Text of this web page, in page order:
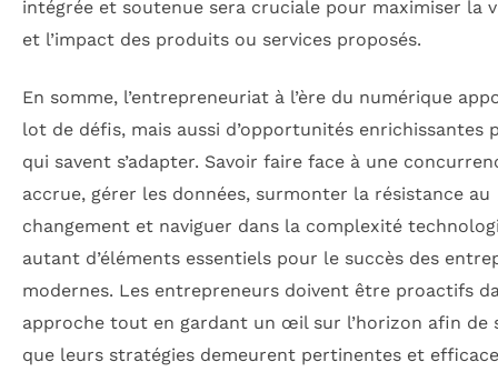
intégrée et soutenue sera cruciale pour maximiser la
et l’impact des produits ou services proposés.
En somme, l’entrepreneuriat à l’ère du numérique
lot de défis, mais aussi d’opportunités enrichissantes
qui savent s’adapter. Savoir faire face à une
accrue, gérer les données, surmonter la résistance au
changement et naviguer dans la complexité
autant d’éléments essentiels pour le succès des
modernes. Les entrepreneurs doivent être proactifs
approche tout en gardant un œil sur l’horizon afin de
que leurs stratégies demeurent pertinentes et